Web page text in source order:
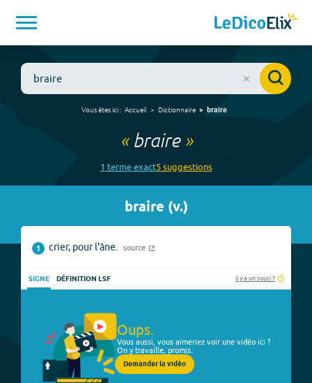
Vous êtes ici : Accueil Dictionnaire braire
« braire»
1 termeexact5suggestions
braire (v.)
1 crier, pour l'âne. source
SIGNE DÉFINITION LSF Il y a un souci ?
Oups.
Vous aussi, vous aimeriez voir une vidéo ici ?
On y travaille, promis.
Demander la vidéo